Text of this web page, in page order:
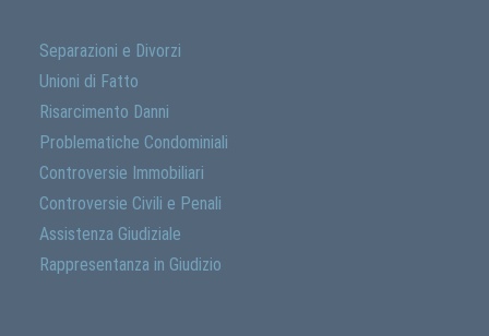
Separazioni e Divorzi
Unioni di Fatto
Risarcimento Danni
Problematiche Condominiali
Controversie Immobiliari
Controversie Civili e Penali
Assistenza Giudiziale
Rappresentanza in Giudizio